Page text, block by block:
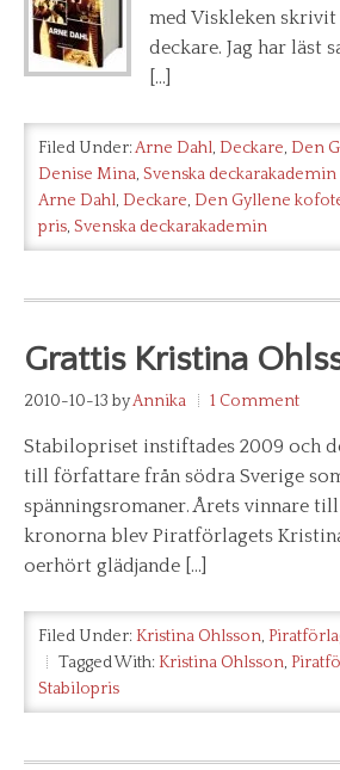
med Viskleken skrivit
deckare. Jag har läst
[…]
Filed Under:Arne Dahl, Deckare, Den
Denise Mina, Svenska deckarakademin
Arne Dahl, Deckare, Den Gyllene
pris, Svenska deckarakademin
Grattis Kristina
2010-10-13 byAnnika 1 Comment
Stabilopriset instiftades 2009 och
till författare från södra Sverige
spänningsromaner. Årets vinnare
kronorna blev Piratförlagets
oerhört glädjande […]
Filed Under:Kristina Ohlsson,
Tagged With:Kristina Ohlsson,
Stabilopris